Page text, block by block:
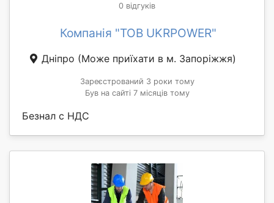
0 відгуків
Компанія "ТОВ UKRPOWER"
Дніпро (Може приїхати в м. Запоріжжя)
Зареєстрований 3 роки тому
Був на сайті 7 місяців тому
Безнал с НДС